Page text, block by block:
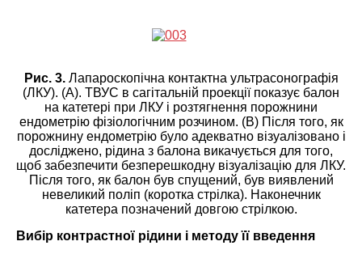
Рис. 3.Лапароскопічна контактна ультрасонографія
(ЛКУ). (А). ТВУС в сагітальній проекції показує балон
на катетері при ЛКУ і розтягнення порожнини
ендометрію фізіологічним розчином. (B) Після того, як
порожнину ендометрію було адекватно візуалізовано і
досліджено, рідина з балона викачується для того,
щоб забезпечити безперешкодну візуалізацію для ЛКУ.
Після того, як балон був спущений, був виявлений
невеликий поліп (коротка стрілка). Наконечник
катетера позначений довгою стрілкою.
Вибір контрастної рідини і методу її введення